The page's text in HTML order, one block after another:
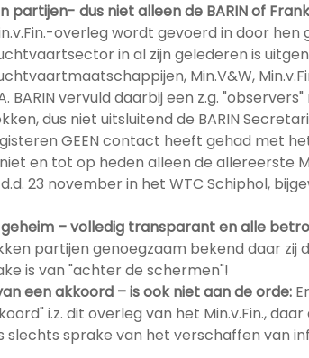
partijen- dus niet alleen de BARIN of
overleg wordt gevoerd in door
in al zijn gelederen is
Min.V&W,
BARIN vervuld daarbij een z.g.
dus niet uitsluitend de BARIN
GEEN contact heeft gehad met
en tot op heden alleen de allereerste
23 november in het WTC Schiphol,
– volledig transparant en alle
partijen genoegzaam bekend daar zij
is van "achter de schermen"!
een akkoord – is ook niet aan de orde:
i.z. dit overleg van het Min.v.Fin.,
slechts sprake van het verschaffen van